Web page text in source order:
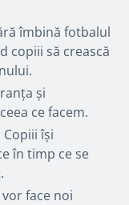
îmbină fotbalul
copiii să crească
și
ce facem.
își
în timp ce se
face noi